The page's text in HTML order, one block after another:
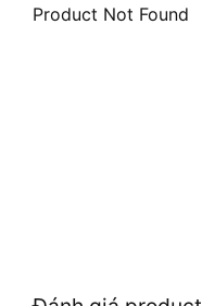
Product Not Found